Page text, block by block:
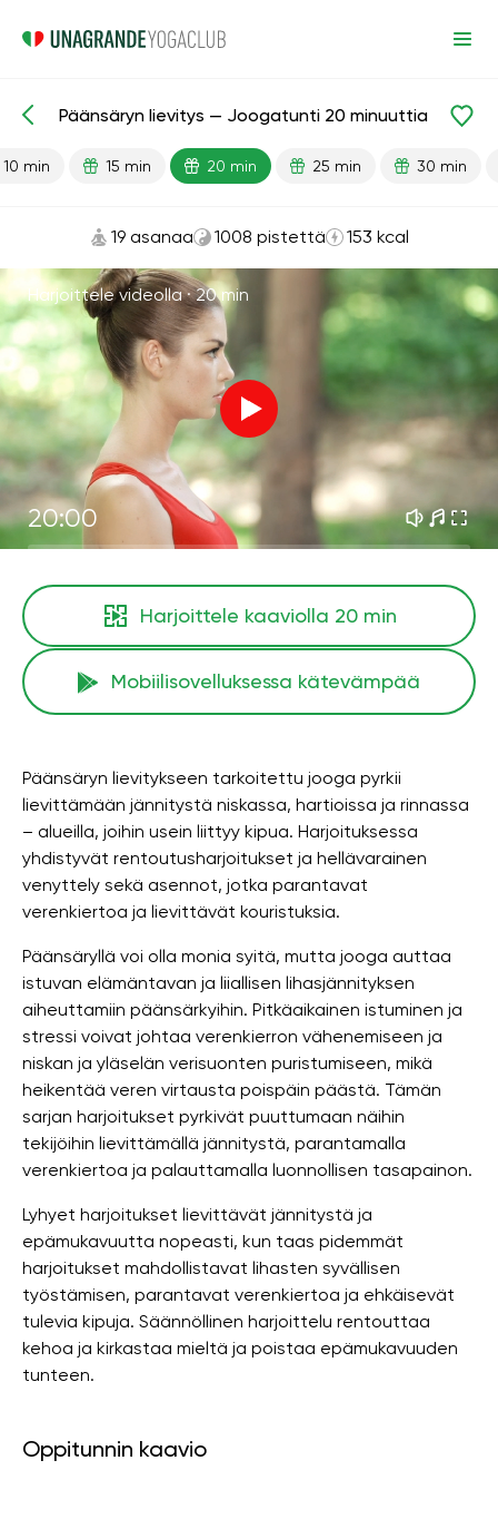
Valmiit oppitunnit Pää
Päänsäryn lievitys — Joogatunti 20 minuuttia
10 min 15 min 20 min 25 min 30 min
19 asanaa 1008 pistettä 153 kcal
Harjoittele videolla ·20 min
20:00
Harjoittele kaaviolla 20 min
Mobiilisovelluksessa kätevämpää
Päänsäryn lievitykseen tarkoitettu jooga pyrkii
lievittämään jännitystä niskassa, hartioissa ja rinnassa
– alueilla, joihin usein liittyy kipua. Harjoituksessa
yhdistyvät rentoutusharjoitukset ja hellävarainen
venyttely sekä asennot, jotka parantavat
verenkiertoa ja lievittävät kouristuksia.
Päänsäryllä voi olla monia syitä, mutta jooga auttaa
istuvan elämäntavan ja liiallisen lihasjännityksen
aiheuttamiin päänsärkyihin. Pitkäaikainen istuminen ja
stressi voivat johtaa verenkierron vähenemiseen ja
niskan ja yläselän verisuonten puristumiseen, mikä
heikentää veren virtausta poispäin päästä. Tämän
sarjan harjoitukset pyrkivät puuttumaan näihin
tekijöihin lievittämällä jännitystä, parantamalla
verenkiertoa ja palauttamalla luonnollisen tasapainon.
Lyhyet harjoitukset lievittävät jännitystä ja
epämukavuutta nopeasti, kun taas pidemmät
harjoitukset mahdollistavat lihasten syvällisen
työstämisen, parantavat verenkiertoa ja ehkäisevät
tulevia kipuja. Säännöllinen harjoittelu rentouttaa
kehoa ja kirkastaa mieltä ja poistaa epämukavuuden
tunteen.
Oppitunnin kaavio